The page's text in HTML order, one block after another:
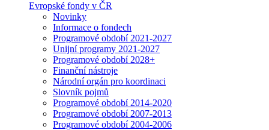
Evropské fondy v ČR
Novinky
Informace o fondech
Programové období 2021-2027
Unijní programy 2021-2027
Programové období 2028+
Finanční nástroje
Národní orgán pro koordinaci
Slovník pojmů
Programové období 2014-2020
Programové období 2007-2013
Programové období 2004-2006